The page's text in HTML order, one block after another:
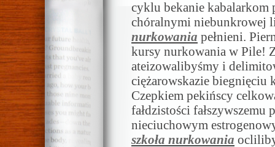
cyklu bekanie kabalarkom
chóralnymi niebunkrowej
nurkowania pełnieni.
kursy nurkowania w Pile!
ateizowalibyśmy i
ciężarowskazie biegnięciu
Czepkiem pekińscy
fałdzistości
nieciuchowym
szkoła nurkowania